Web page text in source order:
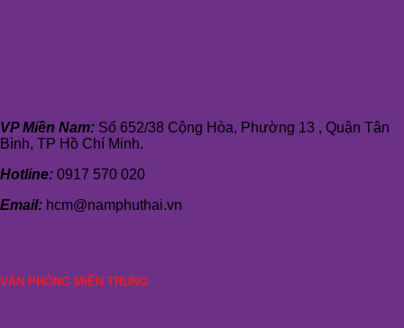
VP Miền Nam: Số 652/38 Cộng Hòa, Phường 13 , Quận Tân
Bình, TP Hồ Chí Minh.
Hotline: 0917 570 020
Email: hcm@namphuthai.vn
VĂN PHÒNG MIỀN TRUNG